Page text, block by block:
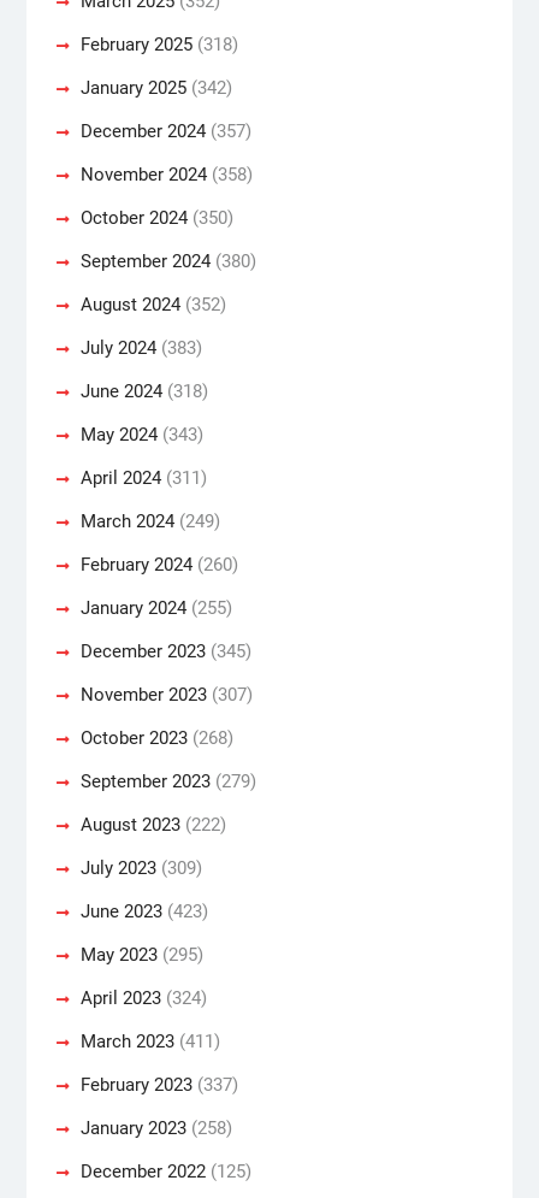
February 2025(318)
January 2025(342)
December 2024(357)
November 2024(358)
October 2024(350)
September 2024(380)
August 2024(352)
July 2024(383)
June 2024(318)
May 2024(343)
April 2024(311)
March 2024(249)
February 2024(260)
January 2024(255)
December 2023(345)
November 2023(307)
October 2023(268)
September 2023(279)
August 2023(222)
July 2023(309)
June 2023(423)
May 2023(295)
April 2023(324)
March 2023(411)
February 2023(337)
January 2023(258)
December 2022(125)